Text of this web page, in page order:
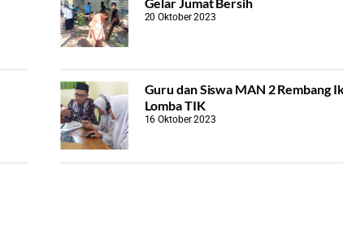
20 Oktober 2023
Guru dan Siswa MAN 2 Rembang
Lomba TIK
16 Oktober 2023